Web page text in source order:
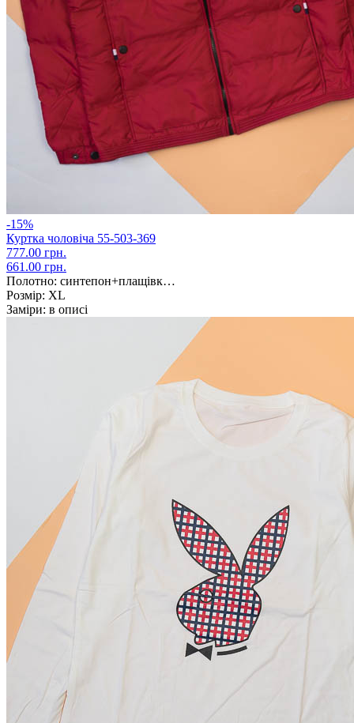
-15%
Куртка чоловіча 55-503-369
777.00 грн.
661.00 грн.
Полотно: синтепон+плащівк…
Розмір: XL
Заміри: в описі